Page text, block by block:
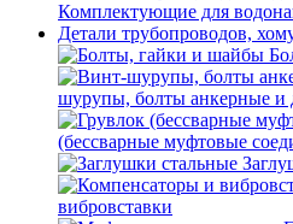
Комплектующие для
Детали трубопроводов,
шурупы, болты анкерные и
(бессварные муфтовые
вибровставки